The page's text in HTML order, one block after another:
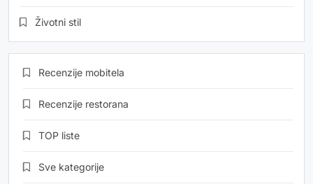
Životni stil
Recenzije mobitela
Recenzije restorana
TOP liste
Sve kategorije